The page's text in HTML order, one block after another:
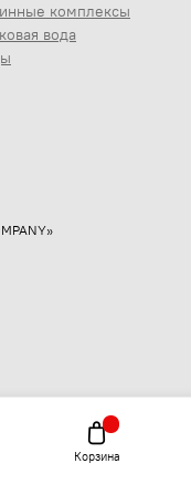
комплексы
вода
Корзина